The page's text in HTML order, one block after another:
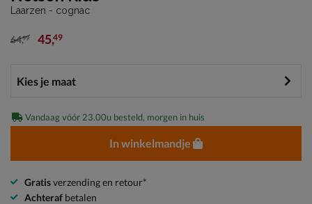
Laarzen - cognac
van € 64,99 voor € 45,49
64,99 45,49
Vandaag vóór 23.00u besteld, morgen in huis
In winkelmandje
Gratisverzending en retour*
Achteraf betalen